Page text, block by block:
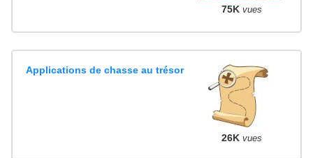
75K vues
Applications de chasse au trésor
26K vues